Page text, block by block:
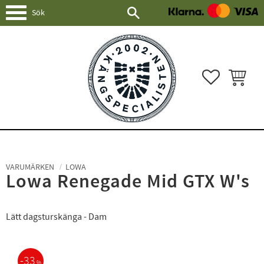
Meny
FAVORITER
VARUMÄRKEN LOWA
Lowa Renegade Mid GTX W's
Lätt dagsturskänga - Dam
33